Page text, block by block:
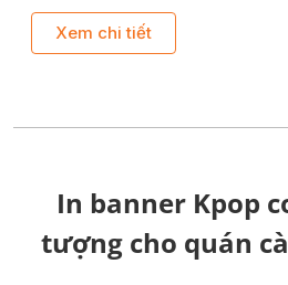
Xem chi tiết
In banner Kpop
tượng cho quán